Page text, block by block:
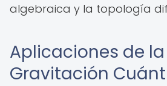
algebraica y la topología
Aplicaciones de la
Gravitación